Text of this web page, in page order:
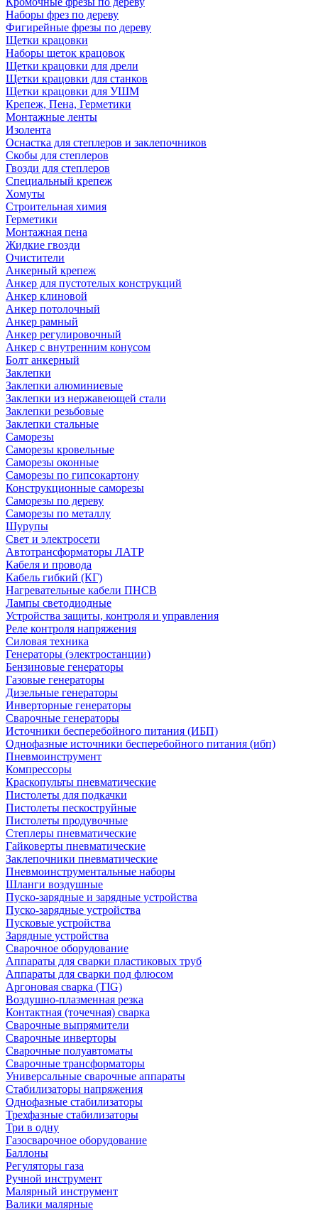
Наборы фрез по дереву
Фигирейные фрезы по дереву
Щетки крацовки
Наборы щеток крацовок
Щетки крацовки для дрели
Щетки крацовки для станков
Щетки крацовки для УШМ
Крепеж, Пена, Герметики
Монтажные ленты
Изолента
Оснастка для степлеров и заклепочников
Скобы для степлеров
Гвозди для степлеров
Специальный крепеж
Хомуты
Строительная химия
Герметики
Монтажная пена
Жидкие гвозди
Очистители
Анкерный крепеж
Анкер для пустотелых конструкций
Анкер клиновой
Анкер потолочный
Анкер рамный
Анкер регулировочный
Анкер с внутренним конусом
Болт анкерный
Заклепки
Заклепки алюминиевые
Заклепки из нержавеющей стали
Заклепки резьбовые
Заклепки стальные
Саморезы
Саморезы кровельные
Саморезы оконные
Саморезы по гипсокартону
Конструкционные саморезы
Саморезы по дереву
Саморезы по металлу
Шурупы
Свет и электросети
Автотрансформаторы ЛАТР
Кабеля и провода
Кабель гибкий (КГ)
Нагревательные кабели ПНСВ
Лампы светодиодные
Устройства защиты, контроля и управления
Реле контроля напряжения
Силовая техника
Генераторы (электростанции)
Бензиновые генераторы
Газовые генераторы
Дизельные генераторы
Инверторные генераторы
Сварочные генераторы
Источники бесперебойного питания (ИБП)
Однофазные источники бесперебойного питания (ибп)
Пневмоинструмент
Компрессоры
Краскопульты пневматические
Пистолеты для подкачки
Пистолеты пескоструйные
Пистолеты продувочные
Степлеры пневматические
Гайковерты пневматические
Заклепочники пневматические
Пневмоинструментальные наборы
Шланги воздушные
Пуско-зарядные и зарядные устройства
Пуско-зарядные устройства
Пусковые устройства
Зарядные устройства
Сварочное оборудование
Аппараты для сварки пластиковых труб
Аппараты для сварки под флюсом
Аргоновая сварка (TIG)
Воздушно-плазменная резка
Контактная (точечная) сварка
Сварочные выпрямители
Сварочные инверторы
Сварочные полуавтоматы
Сварочные трансформаторы
Универсальные сварочные аппараты
Стабилизаторы напряжения
Однофазные стабилизаторы
Трехфазные стабилизаторы
Три в одну
Газосварочное оборудование
Баллоны
Регуляторы газа
Ручной инструмент
Малярный инструмент
Валики малярные